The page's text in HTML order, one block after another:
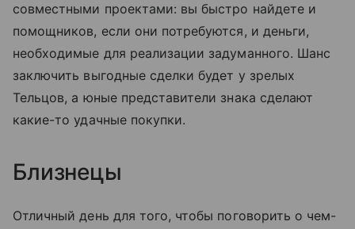
совместными проектами: вы быстро найдете и
помощников, если они потребуются, и деньги,
необходимые для реализации задуманного. Шанс
заключить выгодные сделки будет у зрелых
Тельцов, а юные представители знака сделают
какие-то удачные покупки.
Близнецы
Отличный день для того, чтобы поговорить о чем-